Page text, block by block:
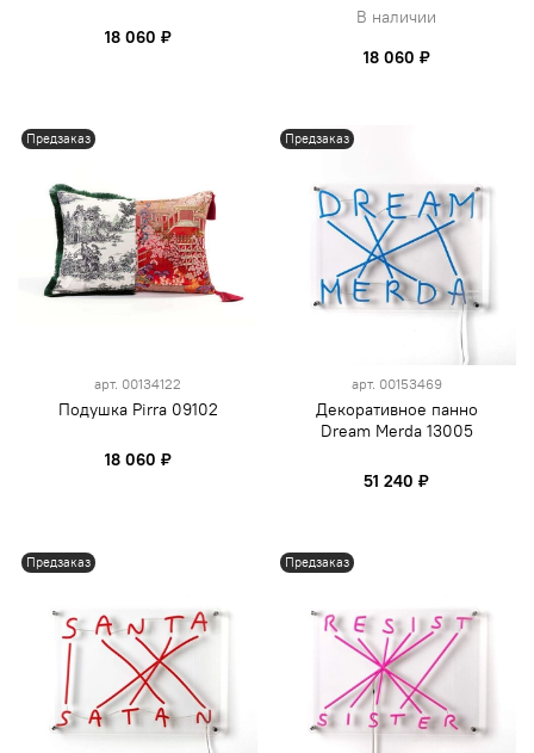
18 060 ₽
В наличии
18 060 ₽
Предзаказ
арт. 00134122
Подушка Pirra 09102
18 060 ₽
Предзаказ
арт. 00153469
Декоративное панно
Dream Merda 13005
51 240 ₽
Предзаказ Предзаказ